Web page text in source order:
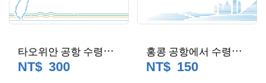
타오위안 공항 수령｜
중화텔레콤 4G/5G 무
제한 데이터 모바일 선
NT$ 300
홍콩 공항에서 수령｜
중화텔레콤 4G/5G 무
제한 데이터 모바일 선
NT$ 150